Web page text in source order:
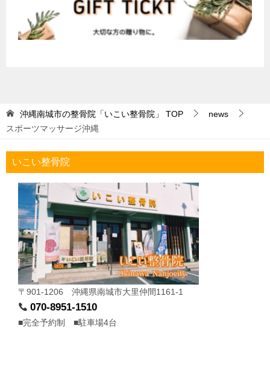
沖縄南城市の整骨院「いこい整骨院」 TOP
news
スポーツマッサージ沖縄
いこい整骨院
〒901-1206 沖縄県南城市大里仲間1161-1
070-8951-1510
■完全予約制 ■駐車場4台